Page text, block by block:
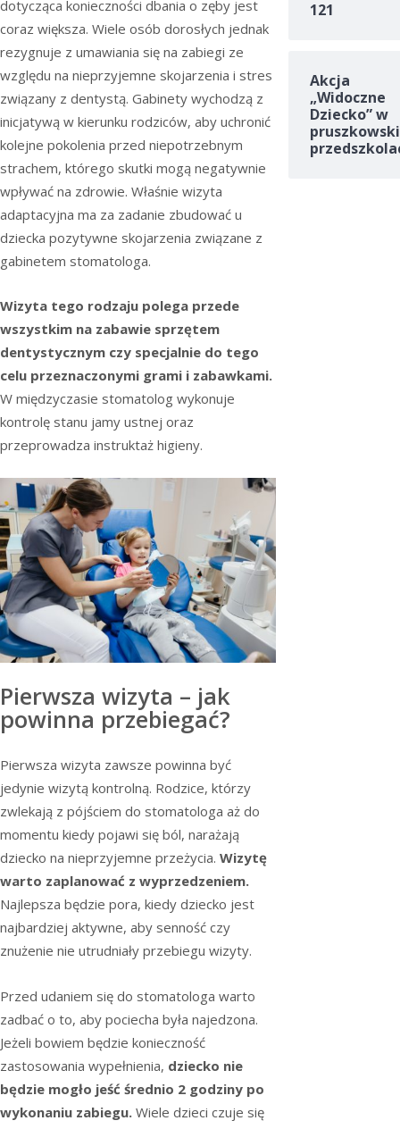
dotycząca konieczności dbania o zęby jest
coraz większa. Wiele osób dorosłych jednak
rezygnuje z umawiania się na zabiegi ze
względu na nieprzyjemne skojarzenia i stres
związany z dentystą. Gabinety wychodzą z
inicjatywą w kierunku rodziców, aby uchronić
kolejne pokolenia przed niepotrzebnym
strachem, którego skutki mogą negatywnie
wpływać na zdrowie. Właśnie wizyta
adaptacyjna ma za zadanie zbudować u
dziecka pozytywne skojarzenia związane z
gabinetem stomatologa.
Wizyta tego rodzaju polega przede
wszystkim na zabawie sprzętem
dentystycznym czy specjalnie do tego
celu przeznaczonymi grami i zabawkami.
W międzyczasie stomatolog wykonuje
kontrolę stanu jamy ustnej oraz
przeprowadza instruktaż higieny.
Pierwsza wizyta – jak
powinna przebiegać?
Pierwsza wizyta zawsze powinna być
jedynie wizytą kontrolną. Rodzice, którzy
zwlekają z pójściem do stomatologa aż do
momentu kiedy pojawi się ból, narażają
dziecko na nieprzyjemne przeżycia. Wizytę
warto zaplanować z wyprzedzeniem.
Najlepsza będzie pora, kiedy dziecko jest
najbardziej aktywne, aby senność czy
znużenie nie utrudniały przebiegu wizyty.
Przed udaniem się do stomatologa warto
zadbać o to, aby pociecha była najedzona.
Jeżeli bowiem będzie konieczność
zastosowania wypełnienia, dziecko nie
będzie mogło jeść średnio 2 godziny po
wykonaniu zabiegu. Wiele dzieci czuje się
121
Akcja
„Widoczne
Dziecko” w